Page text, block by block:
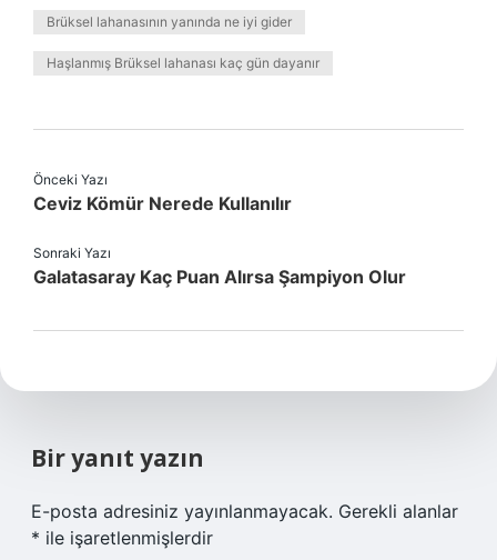
Brüksel lahanasının yanında ne iyi gider
Haşlanmış Brüksel lahanası kaç gün dayanır
Önceki Yazı
Ceviz Kömür Nerede Kullanılır
Sonraki Yazı
Galatasaray Kaç Puan Alırsa Şampiyon Olur
Bir yanıt yazın
E-posta adresiniz yayınlanmayacak. Gerekli alanlar
* ile işaretlenmişlerdir